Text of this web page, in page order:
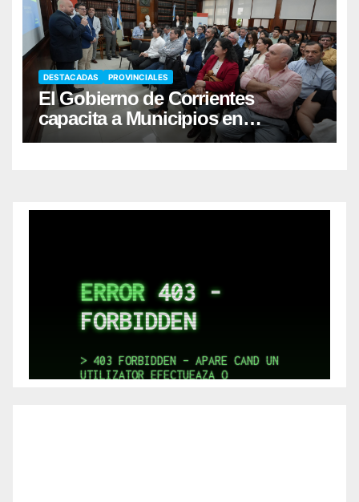
DESTACADAS PROVINCIALES
El Gobierno de Corrientes
capacita a Municipios en
Responsabilidad Fiscal